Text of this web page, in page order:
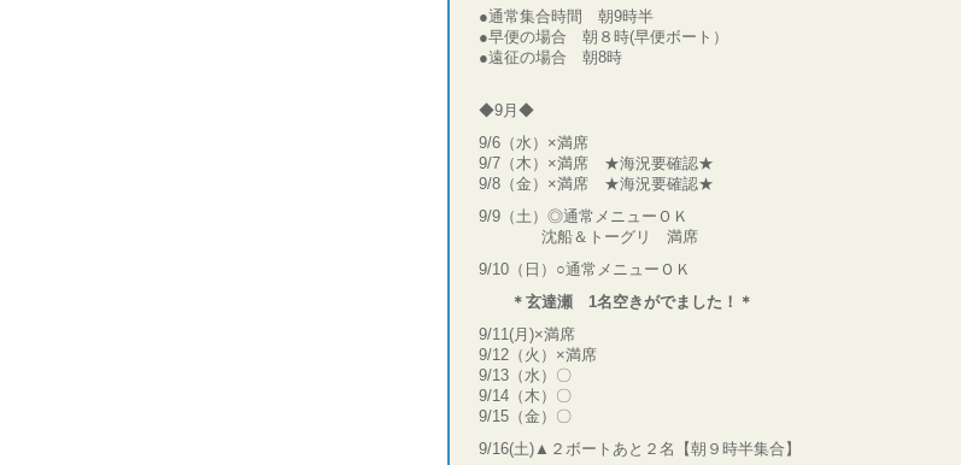
●通常集合時間 朝9時半
●早便の場合 朝８時(早便ボート）
●遠征の場合 朝8時
◆9月◆
9/6（水）×満席
9/7（木）×満席 ★海況要確認★
9/8（金）×満席 ★海況要確認★
9/9（土）◎通常メニューＯＫ
沈船＆トーグリ 満席
9/10（日）○通常メニューＯＫ
＊玄達瀬 1名空きがでました！＊
9/11(月)×満席
9/12（火）×満席
9/13（水）〇
9/14（木）〇
9/15（金）〇
9/16(土)▲２ボートあと２名【朝９時半集合】